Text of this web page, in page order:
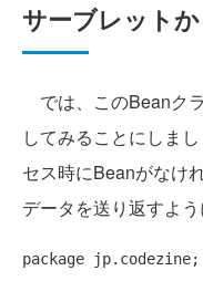
サーブレット
では、このBeanク
してみることにしま
セス時にBeanがなけ
データを送り返すよう
package jp.codezine;